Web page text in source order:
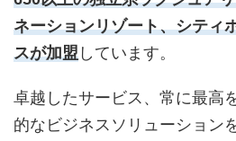
ネーションリゾート、シティ
スが加盟 しています。
卓越したサービス、常に最高
的なビジネスソリューション